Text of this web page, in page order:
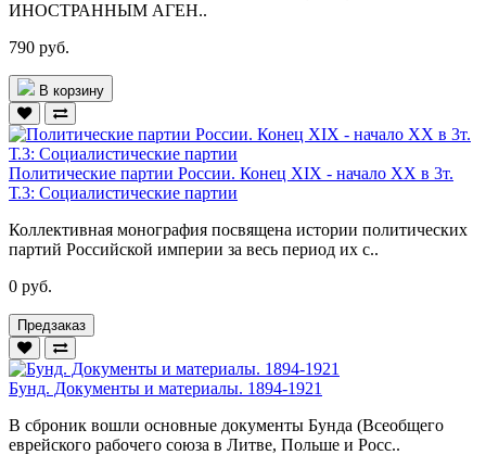
ИНОСТРАННЫМ АГЕН..
790 руб.
В корзину
Политические партии России. Конец XIX - начало XX в 3т.
Т.3: Социалистические партии
Коллективная монография посвящена истории политических
партий Российской империи за весь период их с..
0 руб.
Предзаказ
Бунд. Документы и материалы. 1894-1921
В сброник вошли основные документы Бунда (Всеобщего
еврейского рабочего союза в Литве, Польше и Росс..